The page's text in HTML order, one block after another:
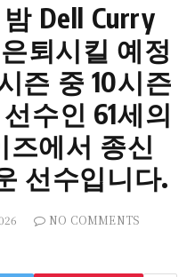
Dell Curry
퇴시킬 예정
즌 중 10시즌
수인 61세의
즈에서 종신
선수입니다.
NO COMMENTS